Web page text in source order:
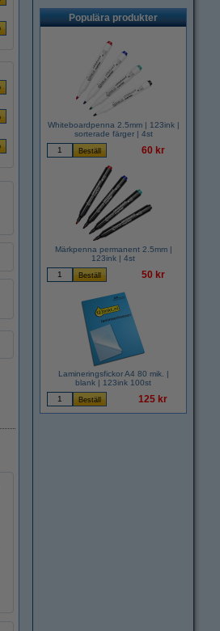
Populära produkter
Whiteboardpenna 2.5mm | 123ink |
sorterade färger | 4st
60 kr
Märkpenna permanent 2.5mm |
123ink | 4st
50 kr
Lamineringsfickor A4 80 mik. |
blank | 123ink 100st
125 kr